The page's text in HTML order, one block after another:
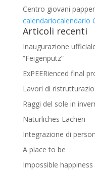
Centro giovani
calendariocalendario
Articoli recenti
Inaugurazione
“Feigenputz”
ExPEERienced final
Lavori di
Raggi del sole in
Natürliches Lachen
Integrazione di
A place to be
Impossible happiness